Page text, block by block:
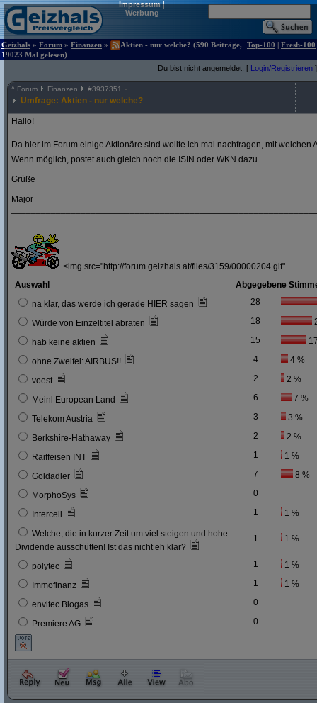
Impressum|
Werbung
Geizhals » Forum » Finanzen »
Aktien - nur welche? (590 Beiträge,
19023 Mal gelesen)
Top-100 | Fresh-100
Du bist nicht angemeldet. [ Login/Registrieren ]
^ Forum Finanzen #3937351
Umfrage: Aktien - nur welche?
Hallo!
Da hier im Forum einige Aktionäre sind wollte ich mal nachfragen, mit welchen
Wenn möglich, postet auch gleich noch die ISIN oder WKN dazu.
Grüße
Major
<img src="http://forum.geizhals.at/files/3159/00000204.gif"
Auswahl
Abgegebene
na klar, das werde ich gerade HIER sagen
28
Würde von Einzeltitel abraten 18
hab keine aktien 15
ohne Zweifel: AIRBUS!! 4 4 %
voest 2 2 %
Meinl European Land 6 7 %
Telekom Austria 3 3 %
Berkshire-Hathaway 2 2 %
Raiffeisen INT 1 1 %
Goldadler 7 8 %
MorphoSys 0
Intercell 1 1 %
Welche, die in kurzer Zeit um viel steigen und hohe
Dividende ausschütten! Ist das nicht eh klar?
1 1 %
polytec 1 1 %
Immofinanz 1 1 %
envitec Biogas 0
Premiere AG 0